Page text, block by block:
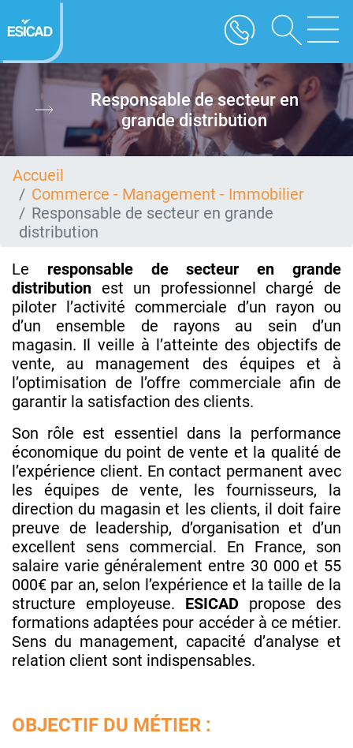
au
contenu
Responsable de secteur en
grande distribution
Accueil
Commerce - Management - Immobilier
Responsable de secteur en grande
distribution
Le responsable de secteur en grande
distribution est un professionnel chargé de
piloter l’activité commerciale d’un rayon ou
d’un ensemble de rayons au sein d’un
magasin. Il veille à l’atteinte des objectifs de
vente, au management des équipes et à
l’optimisation de l’offre commerciale afin de
garantir la satisfaction des clients.
Son rôle est essentiel dans la performance
économique du point de vente et la qualité de
l’expérience client. En contact permanent avec
les équipes de vente, les fournisseurs, la
direction du magasin et les clients, il doit faire
preuve de leadership, d’organisation et d’un
excellent sens commercial. En France, son
salaire varie généralement entre 30 000 et 55
000€ par an, selon l’expérience et la taille de la
structure employeuse. ESICAD propose des
formations adaptées pour accéder à ce métier.
Sens du management, capacité d’analyse et
relation client sont indispensables.
OBJECTIF DU MÉTIER :